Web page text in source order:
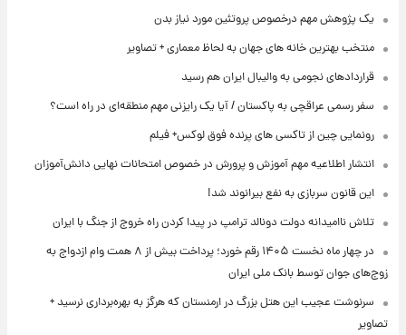
یک پژوهش مهم درخصوص پروتئین مورد نیاز بدن
منتخب بهترین خانه های جهان به لحاظ معماری + تصاویر
قراردادهای نجومی به والیبال ایران هم رسید
سفر رسمی عراقچی به پاکستان / آیا یک رایزنی مهم منطقه‌ای در راه است؟
رونمایی چین از تاکسی های پرنده فوق لوکس+ فیلم
انتشار اطلاعیه مهم آموزش و پرورش در خصوص امتحانات نهایی دانش‌آموزان
این قانون سربازی به نفع بیرانوند شد!
تلاش ناامیدانه‌ دولت دونالد ترامپ در پیدا کردن راه خروج از جنگ با ایران
در چهار ماه نخست ۱۴۰۵ رقم خورد؛ پرداخت بیش از ۸ همت وام ازدواج به
زوج‌های جوان توسط بانک ملی ایران
سرنوشت عجیب این هتل بزرگ در ارمنستان که هرگز به بهره‌برداری نرسید +
تصاویر